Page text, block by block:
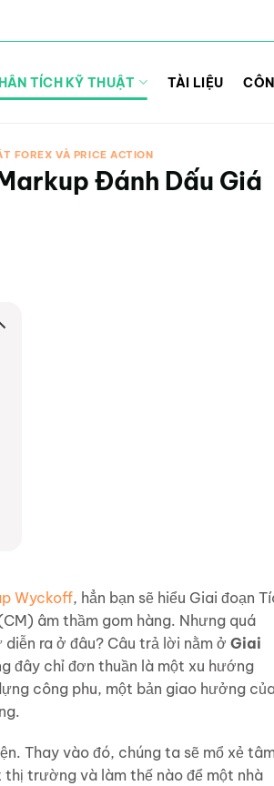
TÍCH KỸ THUẬT TÀI LIỆU
FOREX VÀ PRICE ACTION
Đánh Dấu Giá
Wyckoff, hẳn bạn sẽ hiểu Giai đoạn
âm thầm gom hàng. Nhưng quá
ra ở đâu? Câu trả lời nằm ở Giai
đây chỉ đơn thuần là một xu hướng
công phu, một bản giao hưởng
Thay vào đó, chúng ta sẽ mổ xẻ
thị trường và làm thế nào để một nhà